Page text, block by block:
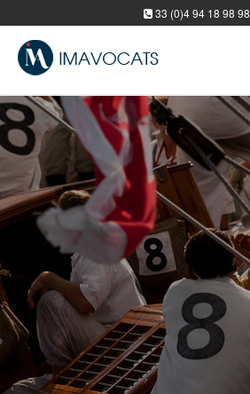
33 (0)4 94 18 98 98